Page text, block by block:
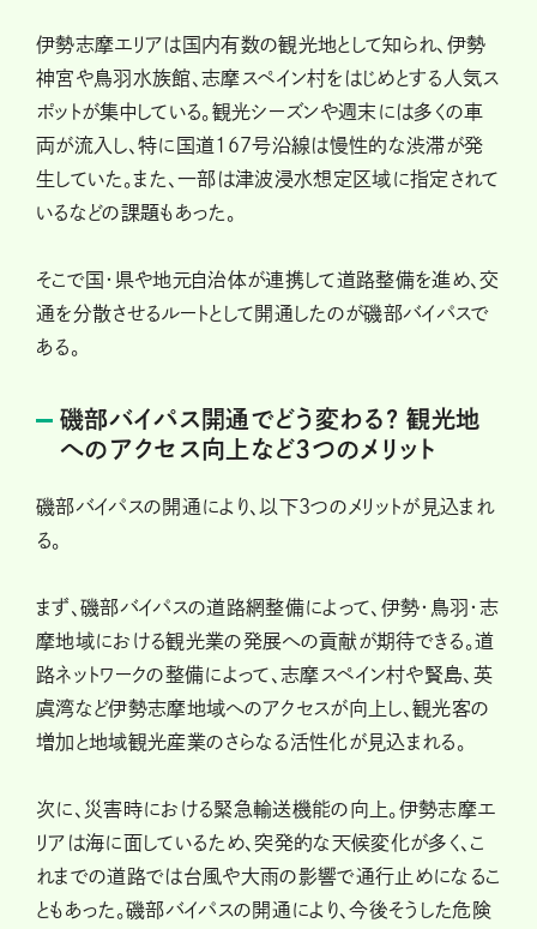
伊勢志摩エリアは国内有数の観光地として知られ、伊勢
神宮や鳥羽水族館、志摩スペイン村をはじめとする人気ス
ポットが集中している。観光シーズンや週末には多くの車
両が流入し、特に国道167号沿線は慢性的な渋滞が発
生していた。また、一部は津波浸水想定区域に指定されて
いるなどの課題もあった。
そこで国・県や地元自治体が連携して道路整備を進め、交
通を分散させるルートとして開通したのが磯部バイパスで
ある。
磯部バイパス開通でどう変わる? 観光地
へのアクセス向上など3つのメリット
磯部バイパスの開通により、以下3つのメリットが見込まれ
る。
まず、磯部バイパスの道路網整備によって、伊勢・鳥羽・志
摩地域における観光業の発展への貢献が期待できる。道
路ネットワークの整備によって、志摩スペイン村や賢島、英
虞湾など伊勢志摩地域へのアクセスが向上し、観光客の
増加と地域観光産業のさらなる活性化が見込まれる。
次に、災害時における緊急輸送機能の向上。伊勢志摩エ
リアは海に面しているため、突発的な天候変化が多く、こ
れまでの道路では台風や大雨の影響で通行止めになるこ
ともあった。磯部バイパスの開通により、今後そうした危険